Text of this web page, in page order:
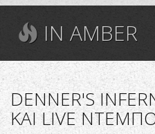
IN AMBER
DENNER'S
ΚΑΙ LIVE